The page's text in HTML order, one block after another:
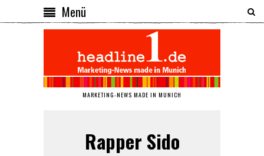
Menü
MARKETING-NEWS MADE IN MUNICH
Rapper Sido